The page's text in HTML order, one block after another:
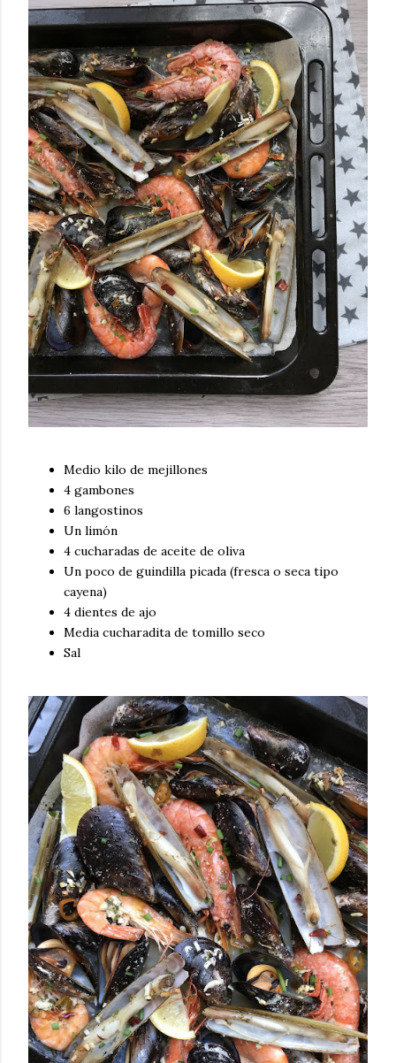
Medio kilo de mejillones
4 gambones
6 langostinos
Un limón
4 cucharadas de aceite de oliva
Un poco de guindilla picada (fresca o seca tipo
cayena)
4 dientes de ajo
Media cucharadita de tomillo seco
Sal